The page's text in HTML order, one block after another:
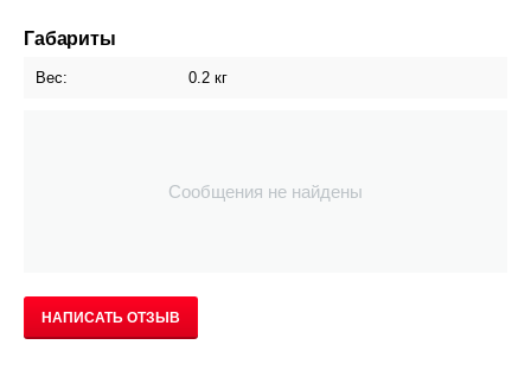
Габариты
Вес: 0.2 кг
Сообщения не найдены
НАПИСАТЬ ОТЗЫВ